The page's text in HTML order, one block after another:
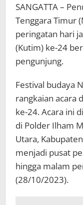
SANGATTA –
Tenggara Timur
peringatan hari
(Kutim) ke-24
pengunjung.
Festival budaya
rangkaian acara
ke-24. Acara ini
di Polder Ilham
Utara,
menjadi pusat
hingga malam
(28/10/2023).